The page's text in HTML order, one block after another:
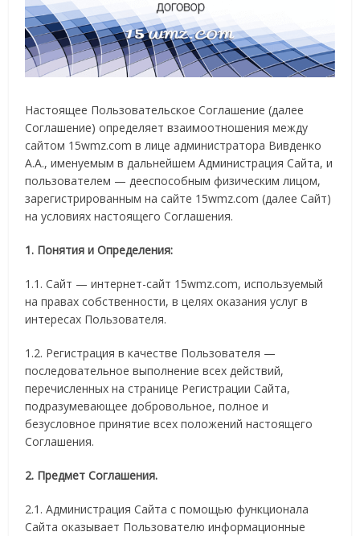
Настоящее Пользовательское Соглашение (далее
Соглашение) определяет взаимоотношения между
сайтом 15wmz.com в лице администратора Вивденко
А.А., именуемым в дальнейшем Администрация Сайта, и
пользователем — дееспособным физическим лицом,
зарегистрированным на сайте 15wmz.com (далее Сайт)
на условиях настоящего Соглашения.
1. Понятия и Определения:
1.1. Сайт — интернет-сайт 15wmz.com, используемый
на правах собственности, в целях оказания услуг в
интересах Пользователя.
1.2. Регистрация в качестве Пользователя —
последовательное выполнение всех действий,
перечисленных на странице Регистрации Сайта,
подразумевающее добровольное, полное и
безусловное принятие всех положений настоящего
Соглашения.
2. Предмет Соглашения.
2.1. Администрация Сайта с помощью функционала
Сайта оказывает Пользователю информационные